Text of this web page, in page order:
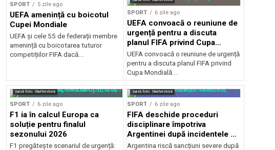
SPORT 5 zile ago
UEFA amenință cu boicotul
Cupei Mondiale
UEFA și cele 55 de federații membre
amenință cu boicotarea tuturor
competițiilor FIFA dacă...
SPORT 6 zile ago
UEFA convoacă o reuniune de
urgență pentru a discuta
planul FIFA privind Cupa
Mondială
UEFA convoacă o reuniune de urgență
pentru a discuta planul FIFA privind
Cupa Mondială...
Sursă foto: Shutterstock
SPORT 6 zile ago
F1 ia în calcul Europa ca
soluție pentru finalul
sezonului 2026
F1 pregătește scenariul de urgență:
Sursă foto: Shutterstock
SPORT 6 zile ago
FIFA deschide proceduri
disciplinare împotriva
Argentinei după incidentele de
la finala cu Spania
Argentina riscă sancțiuni severe după